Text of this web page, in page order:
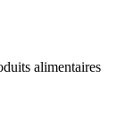
alimentaires